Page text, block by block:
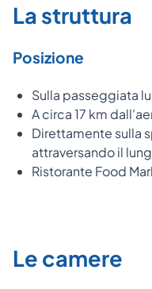
La struttura
Posizione
Sulla passeggiata
A circa 17 km
Direttamente sulla
attraversando il
Ristorante Food
Le camere